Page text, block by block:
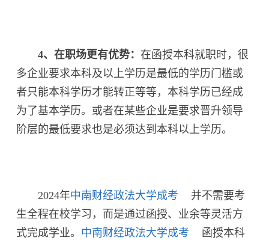
4、在职场更有优势：在函授本科就职时，很
多企业要求本科及以上学历是最低的学历门槛或
者只能本科学历才能转正等等，本科学历已经成
为了基本学历。或者在某些企业是要求晋升领导
阶层的最低要求也是必须达到本科以上学历。
2024年中南财经政法大学成考
并不需要考
生全程在校学习，而是通过函授、业余等灵活方
式完成学业。 中南财经政法大学成考
函授本科